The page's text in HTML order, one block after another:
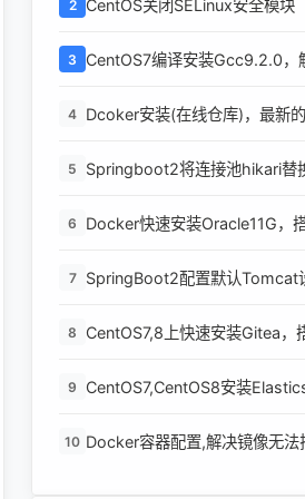
2 CentOS关闭SELinux安全模块
3
CentOS7编译安装Gcc9.2.0，
4 Dcoker安装(在线仓库)，最新
5
Springboot2将连接池hikari替
6
Docker快速安装Oracle11G，
7
SpringBoot2配置默认Tomcat
8 CentOS7,8上快速安装Gitea，
9 CentOS7,CentOS8安装
10 Docker容器配置,解决镜像无法